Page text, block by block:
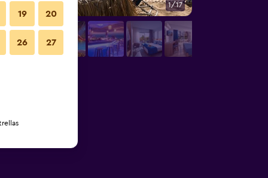
1/17
19 20
26 27